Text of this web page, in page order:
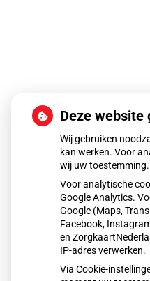
Deze website
Wij gebruiken
kan werken. Voor
wij uw toestemming.
Voor analytische
Google Analytics.
Google (Maps,
Facebook,
en
IP-adres verwerken.
Via Cookie-